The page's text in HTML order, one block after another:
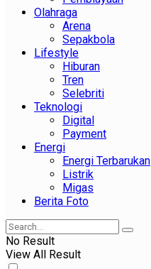
Olahraga
Arena
Sepakbola
Lifestyle
Hiburan
Tren
Selebriti
Teknologi
Digital
Payment
Energi
Energi Terbarukan
Listrik
Migas
Berita Foto
No Result
View All Result